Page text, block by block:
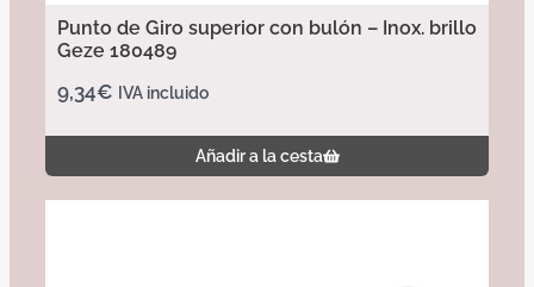
Punto de Giro superior con bulón – Inox. brillo
Geze 180489
9,34€ IVA incluido
Añadir a la cesta